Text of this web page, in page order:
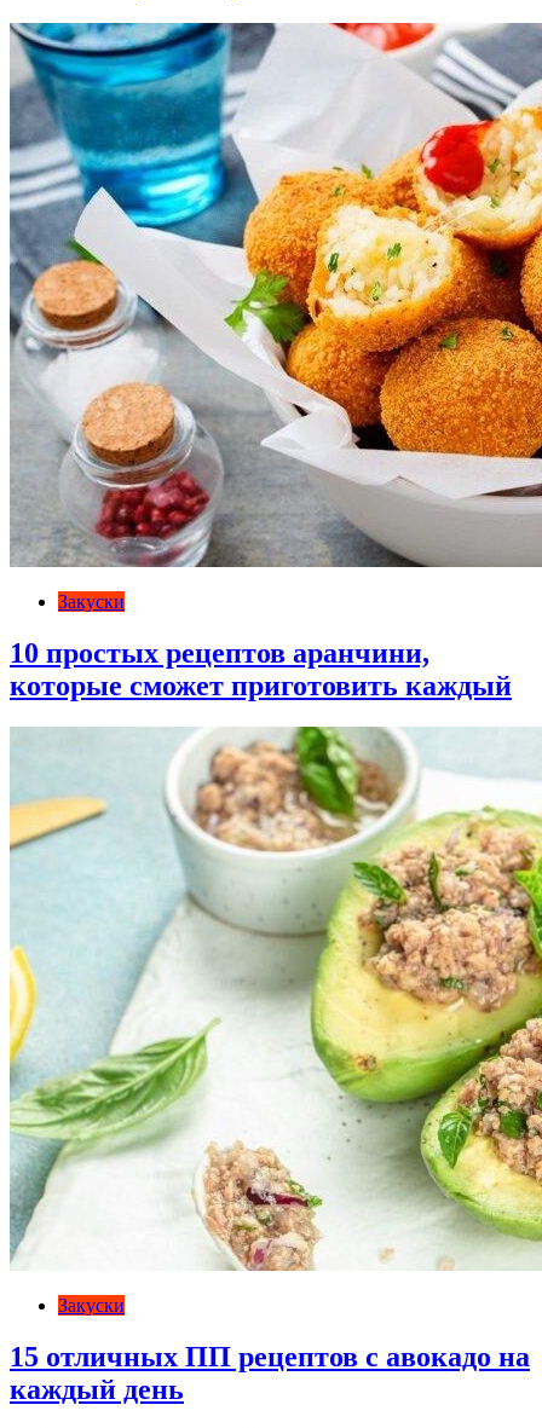
Закуски
10 простых рецептов аранчини,
которые сможет приготовить каждый
Закуски
15 отличных ПП рецептов с авокадо на
каждый день